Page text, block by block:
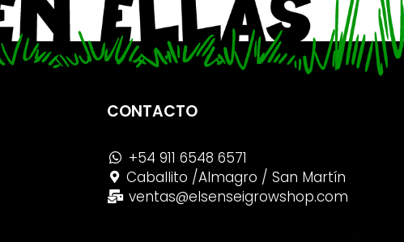
CONTACTO
+54 911 6548 6571
Caballito /Almagro / San Martín
ventas@elsenseigrowshop.com